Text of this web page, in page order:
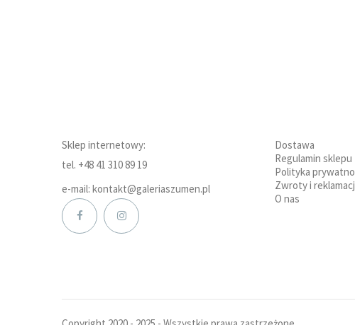
Sklep internetowy:
tel. +48 41 310 89 19
e-mail: kontakt@galeriaszumen.pl
Dostawa
Regulamin sklepu
Polityka
Zwroty i
O nas